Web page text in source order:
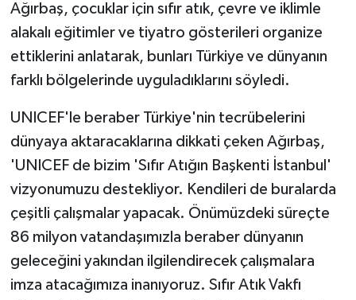
Ağırbaş, çocuklar için sıfır atık, çevre ve iklimle
alakalı eğitimler ve tiyatro gösterileri organize
ettiklerini anlatarak, bunları Türkiye ve dünyanın
farklı bölgelerinde uyguladıklarını söyledi.
UNICEF'le beraber Türkiye'nin tecrübelerini
dünyaya aktaracaklarına dikkati çeken Ağırbaş,
'UNICEF de bizim 'Sıfır Atığın Başkenti İstanbul'
vizyonumuzu destekliyor. Kendileri de buralarda
çeşitli çalışmalar yapacak. Önümüzdeki süreçte
86 milyon vatandaşımızla beraber dünyanın
geleceğini yakından ilgilendirecek çalışmalara
imza atacağımıza inanıyoruz. Sıfır Atık Vakfı